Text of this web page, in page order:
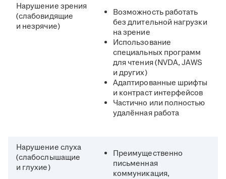
Нарушение зрения
(слабовидящие
и незрячие)
Возможность работать
без длительной нагрузки
на зрение
Использование
специальных программ
для чтения (NVDA, JAWS
и других)
Адаптированные шрифты
и контраст интерфейсов
Частично или полностью
удалённая работа
Нарушение слуха
(слабослышащие
и глухие)
Преимущественно
письменная
коммуникация,